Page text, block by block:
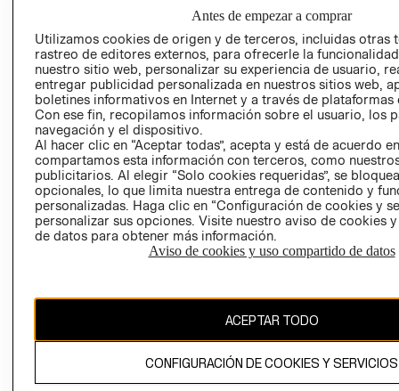
TRANSPARENCIA
PETICIONES
QUEJAS Y
RECLAMOS
Colombia ($)
CAMBIAR REGIÓN
El contenido de esta página web está protegido por copyright y es
propiedad de H&M Hennes & Mauritz AB.
Antes de empezar a comprar
Utilizamos cookies de origen y de terceros, incluidas otras
rastreo de editores externos, para ofrecerle la
nuestro sitio web, personalizar su experiencia de usuario,
entregar publicidad personalizada en nuestros sitios web,
boletines informativos en Internet y a través de plataformas
Con ese fin, recopilamos información sobre el usuario, los
navegación y el dispositivo.
Al hacer clic en “Aceptar todas”, acepta y está de acuerdo
compartamos esta información con terceros, como
publicitarios. Al elegir “Solo cookies requeridas”, se
opcionales, lo que limita nuestra entrega de contenido y
personalizadas. Haga clic en “Configuración de cookies y
personalizar sus opciones. Visite nuestro aviso de cookies
de datos para obtener más información.
Aviso de cookies y uso compartido de datos
ACEPTAR TODO
CONFIGURACIÓN DE COOKIES Y SERVICIOS